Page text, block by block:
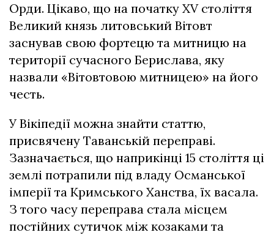
Орди. Цікаво, що на початку XV століття
Великий князь литовський Вітовт
заснував свою фортецю та митницю на
території сучасного Берислава, яку
назвали «Вітовтовою митницею» на його
честь.
У Вікіпедії можна знайти статтю,
присвячену Таванській переправі.
Зазначається, що наприкінці 15 століття ці
землі потрапили під владу Османської
імперії та Кримського Ханства, їх васала.
З того часу переправа стала місцем
постійних сутичок між козаками та